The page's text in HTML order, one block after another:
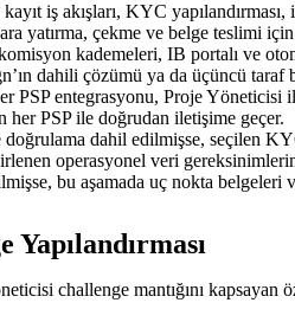
iş akışları, KYC
yatırma, çekme ve belge teslimi
kademeleri, IB portalı ve
dahili çözümü ya da üçüncü taraf
PSP entegrasyonu, Proje Yöneticisi
her PSP ile doğrudan iletişime geçer.
dahil edilmişse, seçilen
operasyonel veri
bu aşamada uç nokta belgeleri
challenge mantığını kapsayan